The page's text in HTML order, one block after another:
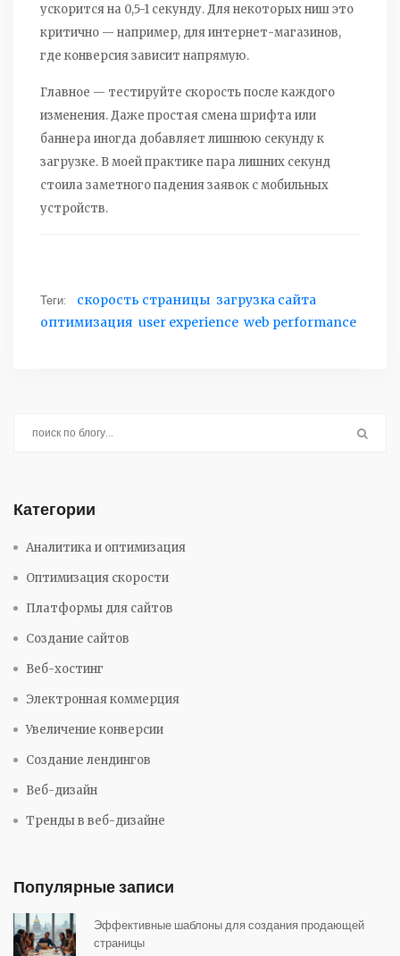
ускорится на 0,5-1 секунду. Для некоторых ниш это
критично — например, для интернет-магазинов,
где конверсия зависит напрямую.
Главное — тестируйте скорость после каждого
изменения. Даже простая смена шрифта или
баннера иногда добавляет лишнюю секунду к
загрузке. В моей практике пара лишних секунд
стоила заметного падения заявок с мобильных
устройств.
Теги: скорость страницы загрузка сайта
оптимизация user experience web performance
Категории
Аналитика и оптимизация
Оптимизация скорости
Платформы для сайтов
Создание сайтов
Веб-хостинг
Электронная коммерция
Увеличение конверсии
Создание лендингов
Веб-дизайн
Тренды в веб-дизайне
Популярные записи
Эффективные шаблоны для создания продающей
страницы